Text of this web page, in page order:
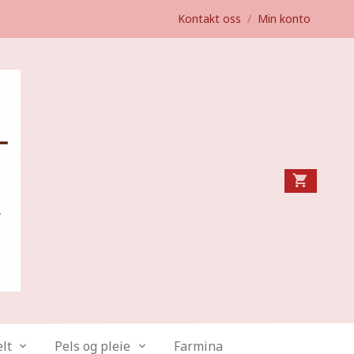
Kontakt oss / Min konto
Pels og pleie Farmina